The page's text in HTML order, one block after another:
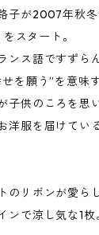
子が2007年秋
スタート。
ンス語ですずら
を願う”を意味
子供のころを思
洋服を届けている
のリボンが愛ら
で涼し気な1枚